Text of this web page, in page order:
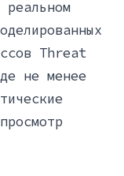
Threat
не менее